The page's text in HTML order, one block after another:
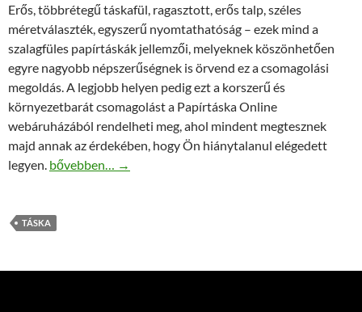
Erős, többrétegű táskafül, ragasztott, erős talp, széles
méretválaszték, egyszerű nyomtathatóság – ezek mind a
szalagfüles papírtáskák jellemzői, melyeknek köszönhetően
egyre nagyobb népszerűségnek is örvend ez a csomagolási
megoldás. A legjobb helyen pedig ezt a korszerű és
környezetbarát csomagolást a Papírtáska Online
webáruházából rendelheti meg, ahol mindent megtesznek
majd annak az érdekében, hogy Ön hiánytalanul elégedett
legyen. A szalagfüles papírtáska a jövő választása
bővebben… →
TÁSKA